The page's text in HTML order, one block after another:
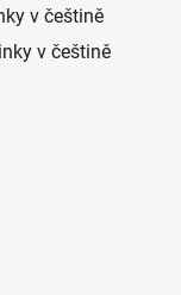
v češtině
v češtině